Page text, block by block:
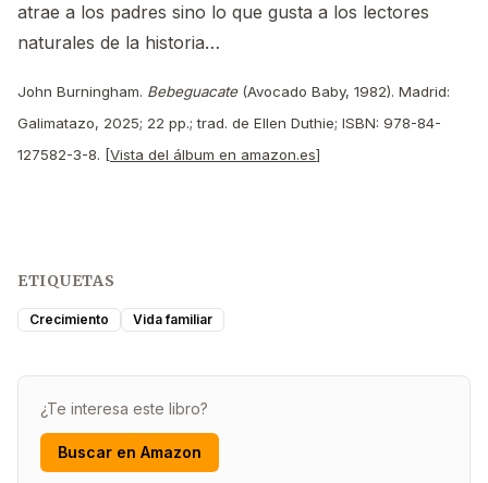
atrae a los padres sino lo que gusta a los lectores
naturales de la historia…
John Burningham. Bebeguacate(Avocado Baby, 1982). Madrid:
Galimatazo, 2025; 22 pp.; trad. de Ellen Duthie; ISBN: 978-84-
127582-3-8. [Vista del álbum en amazon.es]
ETIQUETAS
Crecimiento Vida familiar
¿Te interesa este libro?
Buscar en Amazon